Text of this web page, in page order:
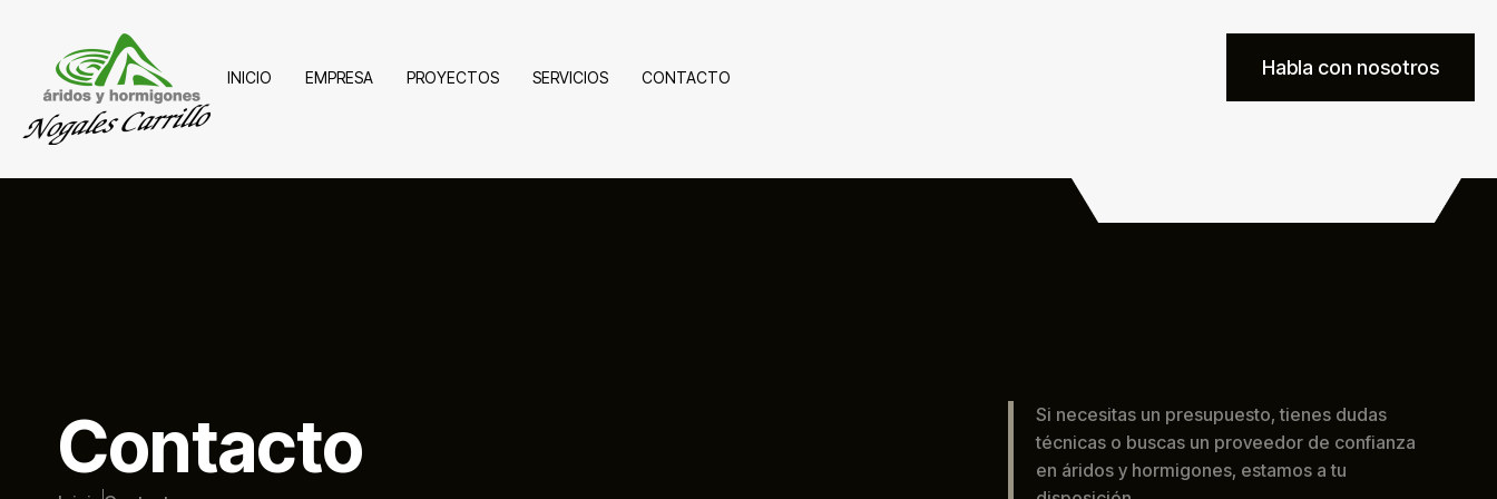
INICIO EMPRESA PROYECTOS SERVICIOS CONTACTO Habla con nosotros
Contacto
Si necesitas un presupuesto, tienes dudas
técnicas o buscas un proveedor de confianza
en áridos y hormigones, estamos a tu